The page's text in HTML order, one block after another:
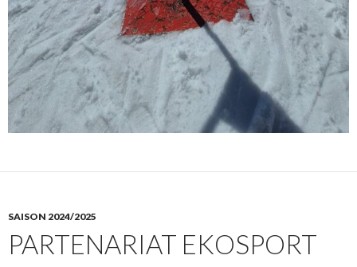
SAISON 2024/2025
PARTENARIAT EKOSPORT